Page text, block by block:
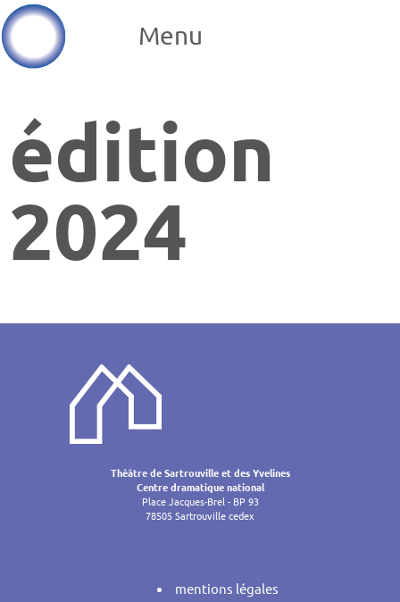
Menu
édition
2024
Théâtre de Sartrouville et des Yvelines
Centre dramatique national
Place Jacques-Brel - BP 93
78505 Sartrouville cedex
mentions légales